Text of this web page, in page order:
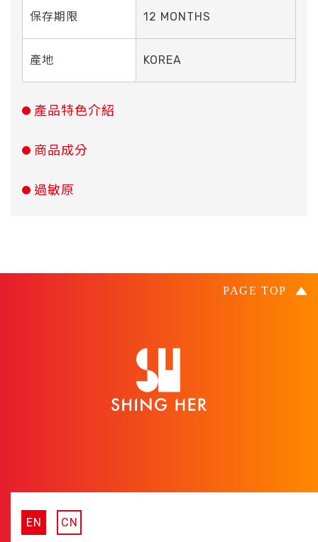
保存期限 12 MONTHS
產地 KOREA
產品特色介紹
商品成分
過敏原
EN CN